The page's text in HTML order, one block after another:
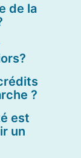
de la
?
est
un